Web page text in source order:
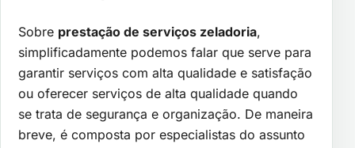
Sobre prestação de serviços zeladoria,
simplificadamente podemos falar que serve para
garantir serviços com alta qualidade e satisfação
ou oferecer serviços de alta qualidade quando
se trata de segurança e organização. De maneira
breve, é composta por especialistas do assunto